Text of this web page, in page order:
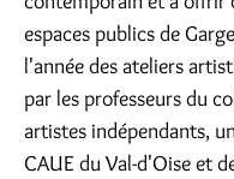
espaces publics de
l'année des ateliers
par les professeurs du
artistes indépendants,
CAUE du Val-d'Oise et